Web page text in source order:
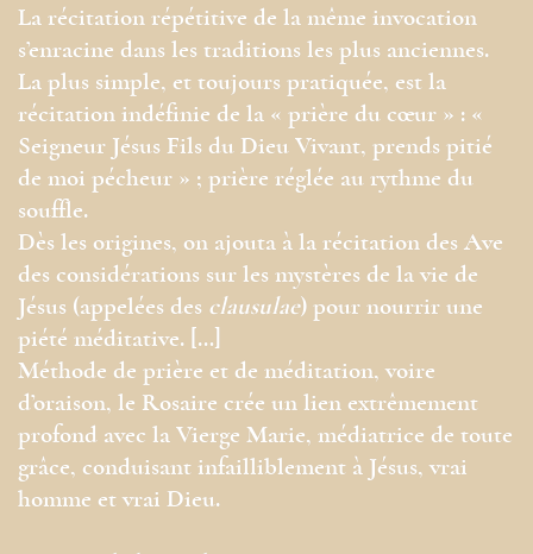
La récitation répétitive de la même ­invocation
s’enracine dans les traditions les plus anciennes.
La plus simple, et toujours pratiquée, est la
récitation indéfinie de la « prière du cœur » : «
Seigneur Jésus Fils du Dieu Vivant, prends pitié
de moi pécheur » ; prière réglée au rythme du
souffle.
Dès les origines, on ajouta à la récitation des Ave
des considérations sur les mystères de la vie de
Jésus (appelées des clausulae) pour nourrir une
piété méditative. […]
Méthode de prière et de méditation, voire
d’oraison, le Rosaire crée un lien extrêmement
profond avec la Vierge Marie, médiatrice de toute
grâce, conduisant infailliblement à Jésus, vrai
homme et vrai Dieu.